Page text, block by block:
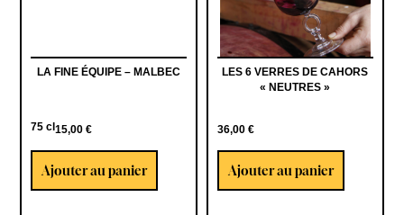
LA FINE ÉQUIPE – MALBEC
75 cl15,00€
Ajouter au panier
LES 6 VERRES DE CAHORS
« NEUTRES »
36,00 €
Ajouter au panier